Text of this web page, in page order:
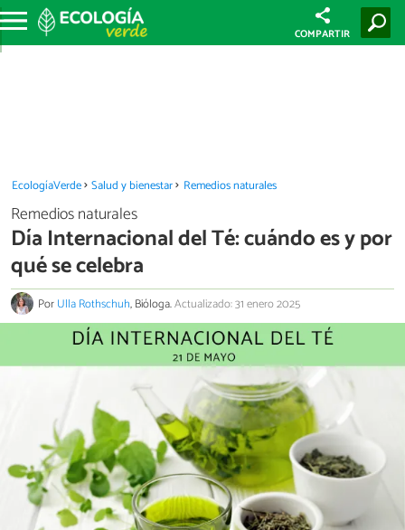
COMPARTIR
EcologíaVerde Salud y bienestar Remedios naturales
Remedios naturales
Día Internacional del Té: cuándo es y por
qué se celebra
PorUlla Rothschuh, Bióloga.Actualizado: 31 enero 2025